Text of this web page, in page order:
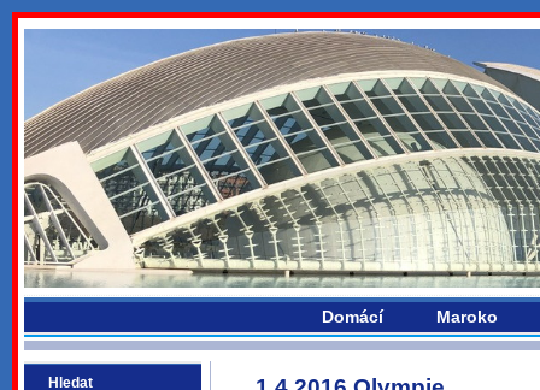
bydlikemevropou.com
Domácí Maroko
Hledat